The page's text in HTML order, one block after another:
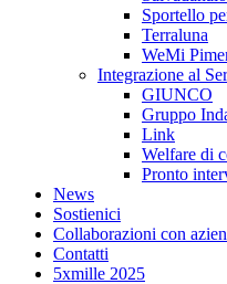
Sportello
Terraluna
WeMi
Integrazione al
GIUNCO
Gruppo
Link
Welfare di
Pronto
News
Sostienici
Collaborazioni con
Contatti
5xmille 2025